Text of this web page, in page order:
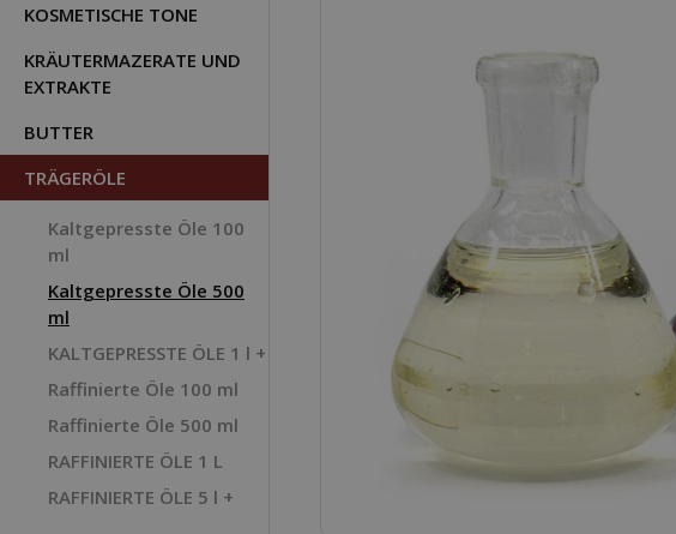
KOSMETISCHE TONE
KRÄUTERMAZERATE UND
EXTRAKTE
BUTTER
TRÄGERÖLE
Kaltgepresste Öle 100
ml
Kaltgepresste Öle 500
ml
KALTGEPRESSTE ÖLE 1 l +
Raffinierte Öle 100 ml
Raffinierte Öle 500 ml
RAFFINIERTE ÖLE 1 L
RAFFINIERTE ÖLE 5 l +